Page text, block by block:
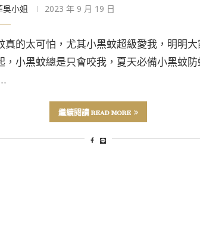
吳小姐 2023 年 9 月 19 日
真的太可怕，尤其小黑蚊超級愛我，明明大
，小黑蚊總是只會咬我，夏天必備小黑蚊
繼續閱讀 READ MORE